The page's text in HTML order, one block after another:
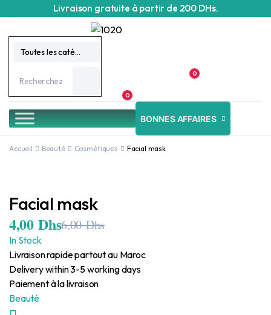
Livraison gratuite à partir de 200 DHs.
Toutes les catégories
0
0
BONNES AFFAIRES
Accueil Beauté Cosmétiques Facial mask
Facial mask
6,00DhsLe
initial
était :
6,00 Dhs.
4,00Dhs Le
actuel
est :
4,00 Dhs.
In Stock
Livraison rapide partout au Maroc
Delivery within 3-5 working days
Paiement à la livraison
Beauté